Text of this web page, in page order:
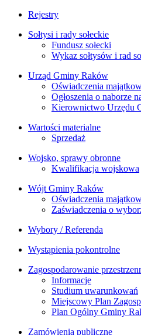
Rejestry
Sołtysi i rady sołeckie
Fundusz sołecki
Wykaz sołtysów i rad
Urząd Gminy Raków
Oświadczenia
Ogłoszenia o naborze
Kierownictwo Urzędu
Wartości materialne
Sprzedaż
Wojsko, sprawy obronne
Kwalifikacja wojskowa
Wójt Gminy Raków
Oświadczenia
Zaświadczenia o
Wybory / Referenda
Wystąpienia pokontrolne
Zagospodarowanie
Informacje
Studium uwarunkowań
Miejscowy Plan
Plan Ogólny Gminy
Zamówienia publiczne